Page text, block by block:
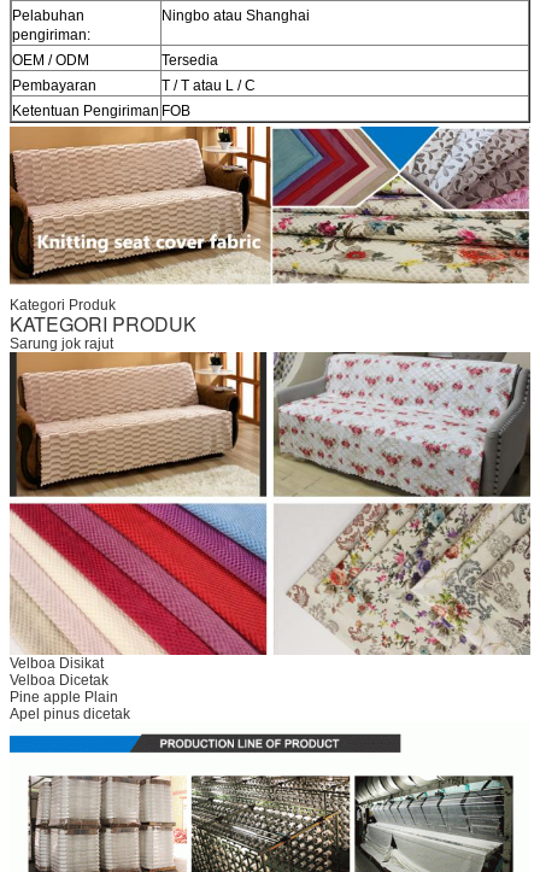
Pelabuhan
pengiriman:
Ningbo atau Shanghai
OEM / ODM
Tersedia
Pembayaran
T / T atau L / C
Ketentuan Pengiriman FOB
Kategori Produk
KATEGORI PRODUK
Sarung jok rajut
Velboa Disikat
Velboa Dicetak
Pine apple Plain
Apel pinus dicetak